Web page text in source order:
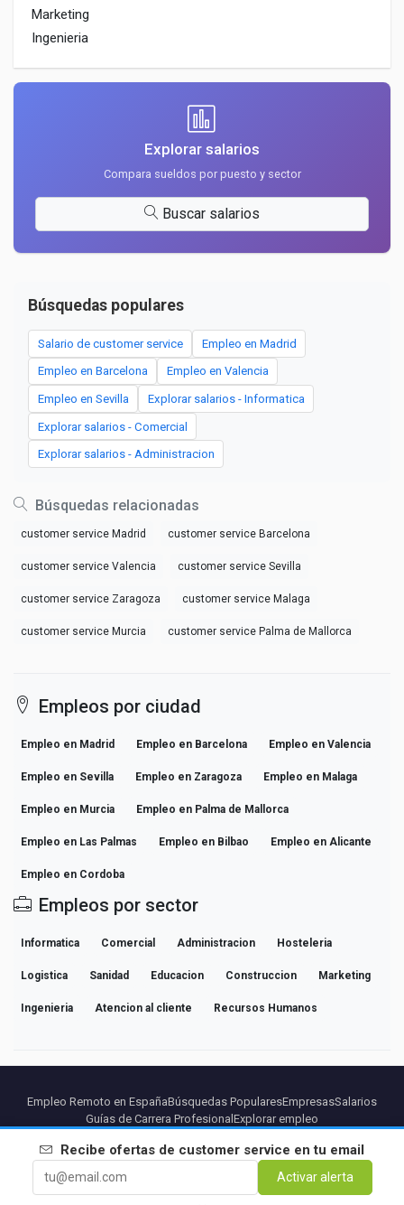
Marketing
Ingenieria
Explorar salarios
Compara sueldos por puesto y sector
Buscar salarios
Búsquedas populares
Salario de customer service Empleo en Madrid
Empleo en Barcelona Empleo en Valencia
Empleo en Sevilla Explorar salarios - Informatica
Explorar salarios - Comercial
Explorar salarios - Administracion
Búsquedas relacionadas
customer service Madrid customer service Barcelona
customer service Valencia customer service Sevilla
customer service Zaragoza customer service Malaga
customer service Murcia customer service Palma de Mallorca
Empleos por ciudad
Empleo en Madrid Empleo en Barcelona Empleo en Valencia
Empleo en Sevilla Empleo en Zaragoza Empleo en Malaga
Empleo en Murcia Empleo en Palma de Mallorca
Empleo en Las Palmas Empleo en Bilbao Empleo en Alicante
Empleo en Cordoba
Empleos por sector
Informatica Comercial Administracion Hosteleria
Logistica Sanidad Educacion Construccion Marketing
Ingenieria Atencion al cliente Recursos Humanos
Recibe ofertas de customer service en tu email
Activar alerta
Empleo Remoto en EspañaBúsquedas PopularesEmpresasSalarios
Guías de Carrera Profesional Explorar empleo
PartnersAviso legalPrivacidadTerminosCondiciones Premium
Cancelar Premium
Contacto